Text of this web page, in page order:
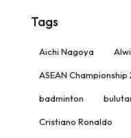
Tags
Aichi Nagoya
ASEAN Championship
badminton
Cristiano Ronaldo